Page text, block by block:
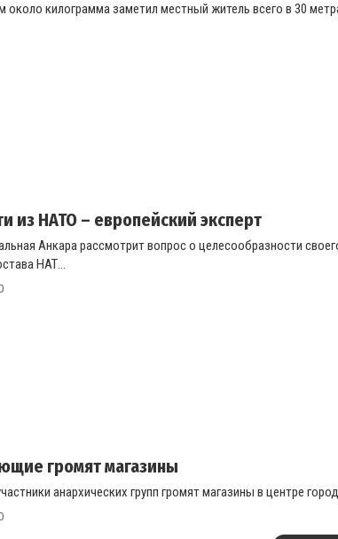
около килограмма заметил местный житель всего в 30
из НАТО – европейский эксперт
Анкара рассмотрит вопрос о целесообразности
НАТ...
громят магазины
анархических групп громят магазины в центре